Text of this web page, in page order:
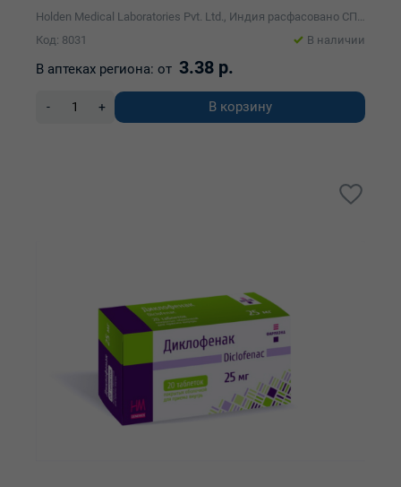
Код: 8031
В наличии
В аптеках региона: от 3.38 р.
- + В корзину